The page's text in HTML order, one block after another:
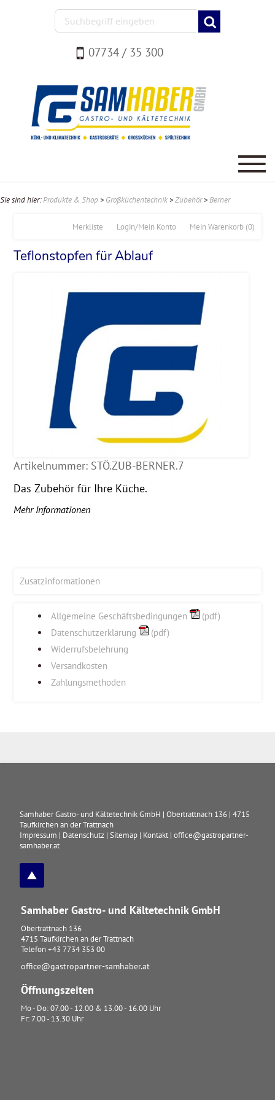
07734 / 35 300
Sie sind hier:Produkte & Shop > Großküchentechnik >Zubehör>Berner
Mein Warenkorb (0)
Login/Mein Konto
Merkliste
Teflonstopfen für Ablauf
Artikelnummer: STÖ.ZUB-BERNER.7
Das Zubehör für Ihre Küche.
Mehr Informationen
Zusatzinformationen
Allgemeine Geschäftsbedingungen
(pdf)
Datenschutzerklärung
(pdf)
Widerrufsbelehrung
Versandkosten
Zahlungsmethoden
Samhaber Gastro- und Kältetechnik GmbH |Obertrattnach 136 |4715
Taufkirchen an der Trattnach
Impressum | Datenschutz |Sitemap | Kontakt |office@gastropartner-
samhaber.at
Samhaber Gastro- und Kältetechnik GmbH
Obertrattnach 136
4715 Taufkirchen an der Trattnach
Telefon +43 7734 353 00
office@gastropartner-samhaber.at
Öffnungszeiten
Mo - Do: 07.00 - 12.00 & 13.00 - 16.00 Uhr
Fr: 7.00 - 13.30 Uhr